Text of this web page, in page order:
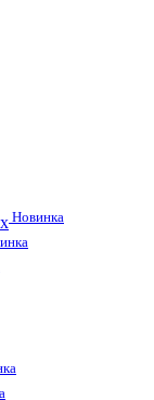
Новинка